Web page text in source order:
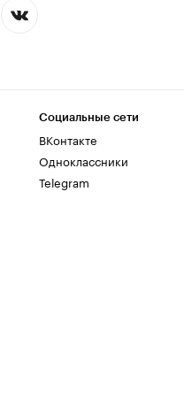
Социальные сети
ВКонтакте
Одноклассники
Telegram